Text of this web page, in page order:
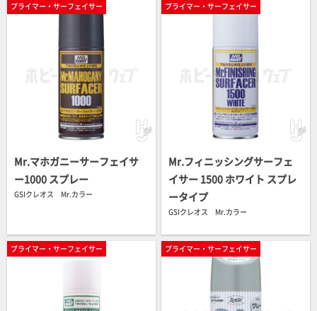
プライマー・サーフェイサー
Mr.マホガニーサーフェイサ
ー1000 スプレー
GSIクレオス Mr.カラー
プライマー・サーフェイサー
Mr.フィニッシングサーフェ
イサー 1500 ホワイト スプレ
ータイプ
GSIクレオス Mr.カラー
プライマー・サーフェイサー プライマー・サーフェイサー